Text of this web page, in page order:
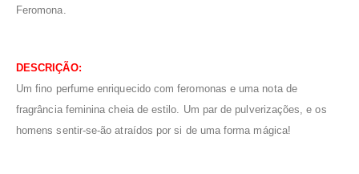
Feromona.
DESCRIÇÃO:
Um fino perfume enriquecido com feromonas e uma nota de
fragrância feminina cheia de estilo. Um par de pulverizações, e os
homens sentir-se-ão atraídos por si de uma forma mágica!